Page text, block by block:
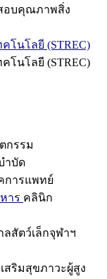
อบคุณภาพสิ่ง
โนโลยี (STREC)
โนโลยี (STREC)
กรรม
ำบัด
การแพทย์
าร คลินิก
ลสัตว์เล็กจุฬาฯ
สริมสุขภาวะผู้สูง